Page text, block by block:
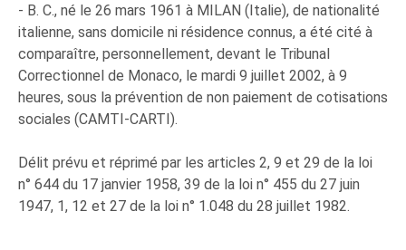
- B. C., né le 26 mars 1961 à MILAN (Italie), de nationalité
italienne, sans domicile ni résidence connus, a été cité à
comparaître, personnellement, devant le Tribunal
Correctionnel de Monaco, le mardi 9 juillet 2002, à 9
heures, sous la prévention de non paiement de cotisations
sociales (CAMTI-CARTI).
Délit prévu et réprimé par les articles 2, 9 et 29 de la loi
n° 644 du 17 janvier 1958, 39 de la loi n° 455 du 27 juin
1947, 1, 12 et 27 de la loi n° 1.048 du 28 juillet 1982.